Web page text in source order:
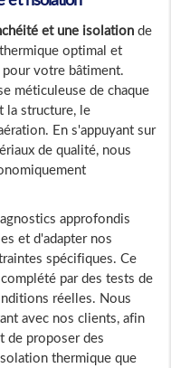
et une isolation de
optimal et
votre bâtiment.
méticuleuse de chaque
la structure, le
En s'appuyant sur
de qualité, nous
approfondis
et d'adapter nos
spécifiques. Ce
par des tests de
réelles. Nous
avec nos clients, afin
de proposer des
thermique que